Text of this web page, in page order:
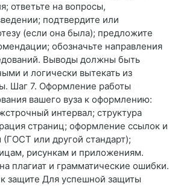
ответьте на вопросы,
подтвердите или
(если она была); предложите
обозначьте направления
Выводы должны быть
и логически вытекать из
Шаг 7. Оформление работы
вашего вуза к оформлению:
интервал; структура
страниц; оформление ссылок и
(ГОСТ или другой стандарт);
рисункам и приложениям.
плагиат и грамматические ошибки.
защите Для успешной защиты